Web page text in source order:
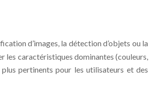
d’images, la détection d’objets ou la
les caractéristiques dominantes (couleurs,
pertinents pour les utilisateurs et des